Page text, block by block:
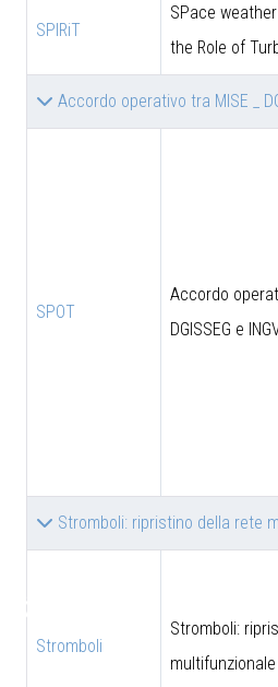
SPIRiT
SPace
the Role of
Accordo operativo tra MISE _
SPOT
Accordo
DGISSEG e
Stromboli: ripristino della rete
Stromboli
Stromboli:
multifunzionale